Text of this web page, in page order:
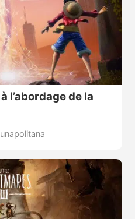
l’abordage de la